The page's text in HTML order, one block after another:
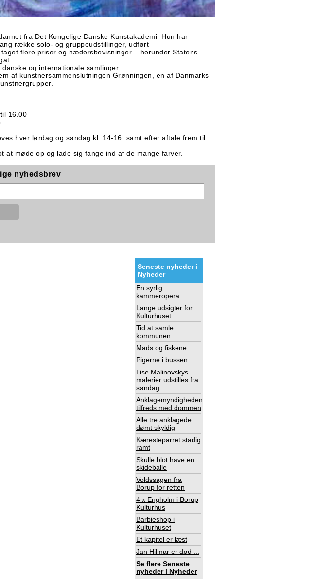
fra Det Kongelige Danske Kunstakademi. Hun har
række solo- og gruppeudstillinger, udført
flere priser og hædersbevisninger – herunder Statens
og internationale samlinger.
af kunstnersammenslutningen Grønningen, en af Danmarks
16.00
hver lørdag og søndag kl. 14-16, samt efter aftale frem til
at møde op og lade sig fange ind af de mange farver.
nyhedsbrev
Seneste nyheder i
Nyheder
En syrlig
kammeropera
Lange udsigter for
Kulturhuset
Tid at samle
kommunen
Mads og fiskene
Pigerne i bussen
Lise Malinovskys
malerier udstilles fra
søndag
Anklagemyndigheden
tilfreds med dommen
Alle tre anklagede
dømt skyldig
Kæresteparret stadig
ramt
Skulle blot have en
skideballe
Voldssagen fra
Borup for retten
4 x Engholm i Borup
Kulturhus
Barbieshop i
Kulturhuset
Et kapitel er læst
Jan Hilmar er død ...
Se flere Seneste
nyheder i Nyheder